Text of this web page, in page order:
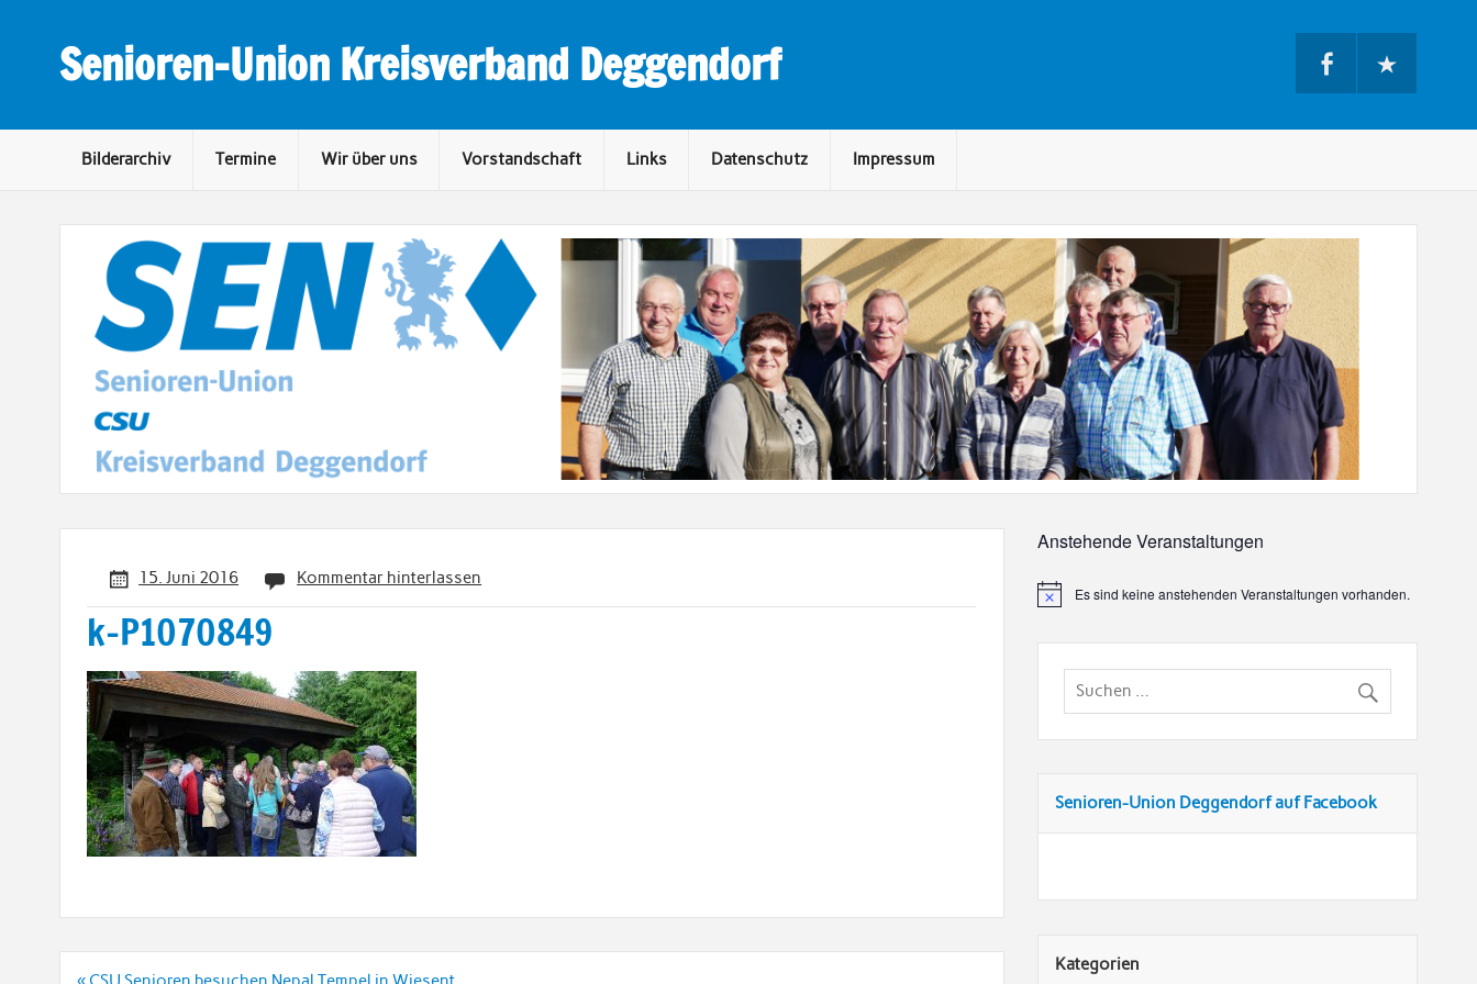
Senioren-Union Kreisverband Deggendorf
Bilderarchiv Termine Wir über uns Vorstandschaft Links Datenschutz Impressum
15. Juni 2016 Kommentar hinterlassen
k-P1070849
Beitrags-
Anstehende Veranstaltungen
Es sind keine anstehenden Veranstaltungen vorhanden.
Senioren-Union Deggendorf auf Facebook
Kategorien